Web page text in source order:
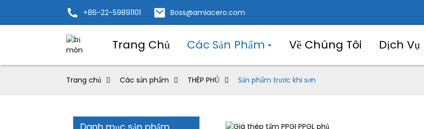
+86-22-59891101 Boss@amiacero.com
Trang Chủ Các Sản Phẩm Về Chúng Tôi Dịch Vụ
Trang chủ Các sản phẩm THÉP PHỦ Sản phẩm trước khi sơn